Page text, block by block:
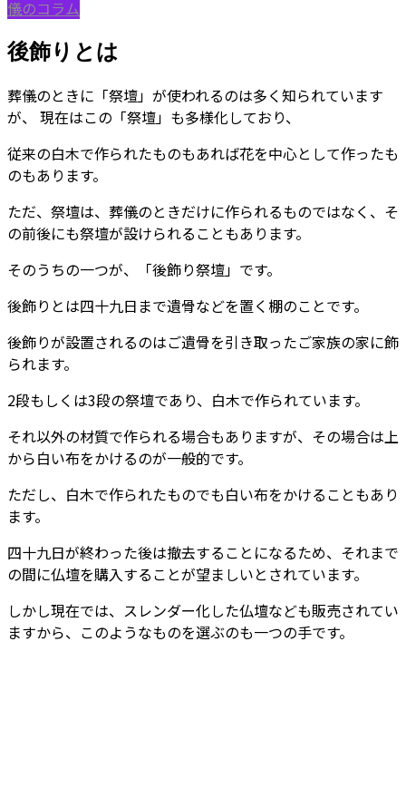
儀のコラム
後飾りとは
葬儀のときに「祭壇」が使われるのは多く知られています
が、 現在はこの「祭壇」も多様化しており、
従来の白木で作られたものもあれば花を中心として作ったも
のもあります。
ただ、祭壇は、葬儀のときだけに作られるものではなく、そ
の前後にも祭壇が設けられることもあります。
そのうちの一つが、「後飾り祭壇」です。
後飾りとは四十九日まで遺骨などを置く棚のことです。
後飾りが設置されるのはご遺骨を引き取ったご家族の家に飾
られます。
2段もしくは3段の祭壇であり、白木で作られています。
それ以外の材質で作られる場合もありますが、その場合は上
から白い布をかけるのが一般的です。
ただし、白木で作られたものでも白い布をかけることもあり
ます。
四十九日が終わった後は撤去することになるため、それまで
の間に仏壇を購入することが望ましいとされています。
しかし現在では、スレンダー化した仏壇なども販売されてい
ますから、このようなものを選ぶのも一つの手です。